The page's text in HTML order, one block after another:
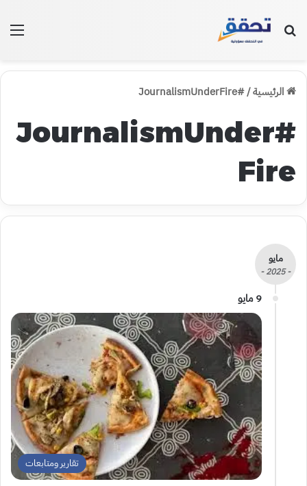
بحث عن
الرئيسية/
#JournalismUnderFire
#JournalismUnder
Fire
مايو
- 2025 -
9 مايو
تقارير ومتابعات